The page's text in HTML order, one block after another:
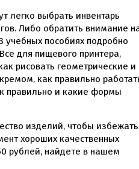
легко выбрать инвентарь
Либо обратить внимание
пособиях подробно
для пищевого принтера,
рисовать геометрические и
как правильно
правильно и какие формы
изделий, чтобы избежать
хороших качественных
рублей, найдете в нашем